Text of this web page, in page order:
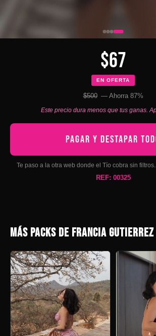
$67
EN OFERTA
$500 — Ahorra 87%
Este precio dura menos que tus ganas.
PAGAR Y DESTAPAR
Te paso a la otra web donde el Tío cobra sin
REF: 00325
MÁS PACKS DE FRANCIA GUTIERREZ